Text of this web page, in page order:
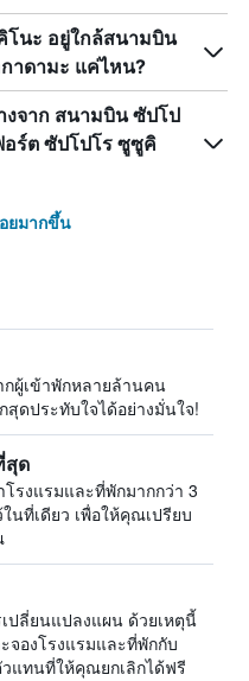
นะ อยู่ใกล้สนามบิน
าดามะ แค่ไหน?
จาก สนามบิน ซัปโป
อร์ต ซัปโปโร ซูซูคิ
ยมากขึ้น
ผู้เข้าพักหลายล้านคน
ดประทับใจได้อย่างมั่นใจ!
สุด
รงแรมและที่พักมากกว่า 3
นที่เดียว เพื่อให้คุณเปรียบ
เปลี่ยนแปลงแผน ด้วยเหตุนี้
องโรงแรมและที่พักกับ
วแทนที่ให้คุณยกเลิกได้ฟรี